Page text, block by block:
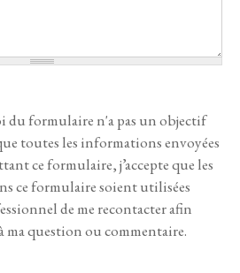
du formulaire n'a pas un objectif
toutes les informations envoyées
ce formulaire, j’accepte que les
ce formulaire soient utilisées
de me recontacter afin
ma question ou commentaire.